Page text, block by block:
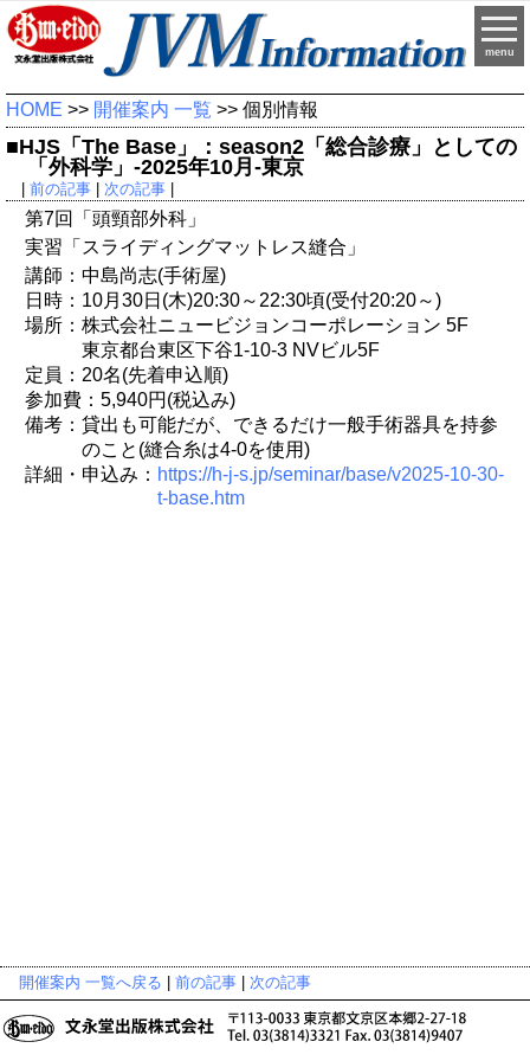
menu
HOME >> 開催案内 一覧 >> 個別情報
■HJS「The Base」：season2「総合診療」としての
「外科学」-2025年10月-東京
| 前の記事| 次の記事|
第7回「頭頸部外科」
実習「スライディングマットレス縫合」
講師：中島尚志(手術屋)
日時：10月30日(木)20:30～22:30頃(受付20:20～)
場所：株式会社ニュービジョンコーポレーション 5F
東京都台東区下谷1-10-3 NVビル5F
定員：20名(先着申込順)
参加費：5,940円(税込み)
備考：貸出も可能だが、できるだけ一般手術器具を持参
のこと(縫合糸は4-0を使用)
詳細・申込み： https://h-j-s.jp/seminar/base/v2025-10-30-
t-base.htm
開催案内 一覧へ戻る 前の記事 次の記事